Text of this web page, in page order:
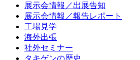
展示会情報／出展告知
展示会情報／報告レポート
工場見学
海外出張
社外セミナー